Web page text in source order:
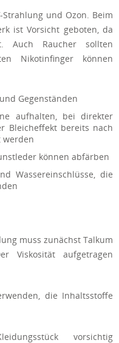
und Ozon. Beim
ist Vorsicht geboten, da
Auch Raucher sollten
Nikotinfinger können
Gegenständen
aufhalten, bei direkter
Bleicheffekt bereits nach
werden
können abfärben
Wassereinschlüsse, die
muss zunächst Talkum
Viskosität aufgetragen
die Inhaltsstoffe
vorsichtig